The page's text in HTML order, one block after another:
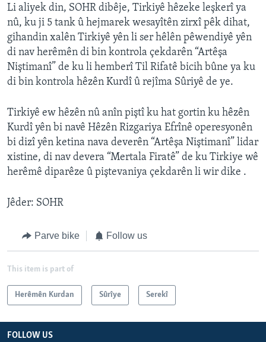
Li aliyek din, SOHR dibêje, Tirkiyê hêzeke leşkerî ya
nû, ku ji 5 tank û hejmarek wesayîtên zirxî pêk dihat,
gihandin xalên Tirkiyê yên li ser hêlên pêwendiyê yên
di nav herêmên di bin kontrola çekdarên “Artêşa
Niştimanî” de ku li hemberî Til Rifatê bicih bûne ya ku
di bin kontrola hêzên Kurdî û rejîma Sûriyê de ye.
Tirkiyê ew hêzên nû anîn piştî ku hat gortin ku hêzên
Kurdî yên bi navê Hêzên Rizgariya Efrînê operesyonên
bi dizî yên ketina nava deverên “Artêşa Niştimanî” lidar
xistine, di nav devera “Mertala Firatê” de ku Tirkiye wê
herêmê diparêze û piştevaniya çekdarên li wir dike .
Jêder: SOHR
Parve bike Follow us
This item is part of
Herêmên Kurdan Sûrîye Serekî
FOLLOW US